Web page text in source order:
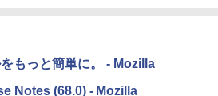
2,326
もっと簡単に。 - Mozilla
Notes (68.0) - Mozilla